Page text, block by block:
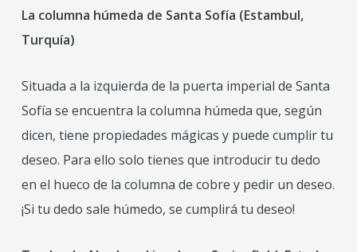
La columna húmeda de Santa Sofía (Estambul,
Turquía)
Situada a la izquierda de la puerta imperial de Santa
Sofía se encuentra la columna húmeda que, según
dicen, tiene propiedades mágicas y puede cumplir tu
deseo. Para ello solo tienes que introducir tu dedo
en el hueco de la columna de cobre y pedir un deseo.
¡Si tu dedo sale húmedo, se cumplirá tu deseo!